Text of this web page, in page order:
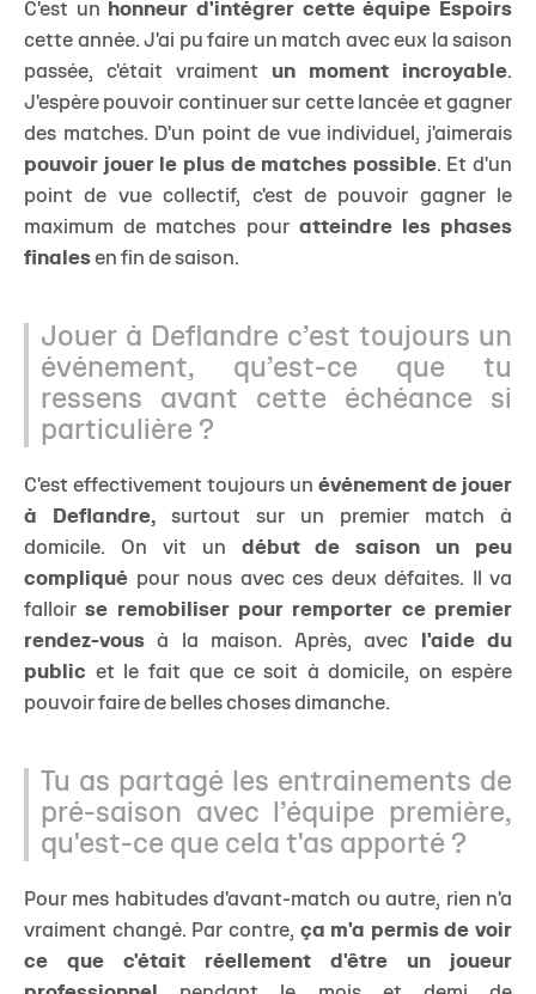
C'est un
honneur d'intégrer cette équipe Espoirs
cette année. J'ai pu faire un match avec eux la saison
passée, c'était vraiment un moment incroyable.
J'espère pouvoir continuer sur cette lancée et gagner
des matches. D'un point de vue individuel, j'aimerais
pouvoir jouer le plus de matches possible. Et d'un
point de vue collectif, c'est de pouvoir gagner le
maximum de matches pour atteindre les phases
finales en fin de saison.
Jouer à Deflandre c’est toujours un
événement, qu’est-ce que tu
ressens avant cette échéance si
particulière ?
C'est effectivement toujours un événement de jouer
à Deflandre, surtout sur un premier match à
domicile. On vit un début de saison un peu
compliqué pour nous avec ces deux défaites. Il va
falloirse remobiliser pour remporter ce premier
rendez-vous à la maison. Après, avec
l'aide du
public et le fait que ce soit à domicile, on espère
pouvoir faire de belles choses dimanche.
Tu as partagé les entrainements de
pré-saison avec l’équipe première,
qu'est-ce que cela t'as apporté ?
Pour mes habitudes d'avant-match ou autre, rien n'a
vraiment changé. Par contre, ça m'a permis de voir
ce que c'était réellement d'être un joueur